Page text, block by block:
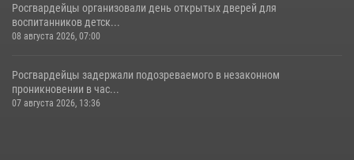
Росгвардейцы организовали день открытых дверей для
воспитанников детск...
08 августа 2026, 07:00
Росгвардейцы задержали подозреваемого в незаконном
проникновении в час...
07 августа 2026, 13:36